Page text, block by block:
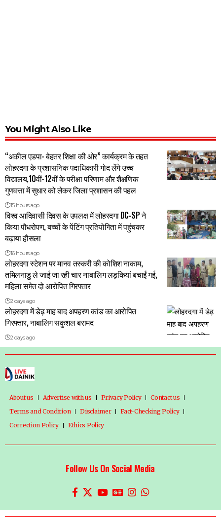
You Might Also Like
“अकील एडपा- बेहतर शिक्षा की ओर” कार्यक्रम के तहत
लोहरदगा के प्रशासनिक पदाधिकारी गोद लेंगे उच्च
विद्यालय,10वीं-12वीं के परीक्षा परिणाम और शैक्षणिक
गुणवत्ता में सुधार को लेकर जिला प्रशासन की पहल
15 hours ago
विश्व आदिवासी दिवस के उपलक्ष में लोहरदगा DC-SP ने
किया पौधरोपण, बच्चों के पेंटिंग प्रतियोगिता में पहुंचकर
बढ़ाया हौसला
16 hours ago
लोहरदगा स्टेशन पर मानव तस्करी की कोशिश नाकाम,
तमिलनाडु ले जाई जा रही चार नाबालिग लड़कियां बचाईं गई,
महिला समेत दो आरोपित गिरफ्तार
2 days ago
लोहरदगा में डेढ़ माह बाद अपहरण कांड का आरोपित
गिरफ्तार, नाबालिग सकुशल बरामद
2 days ago
About us Advertise with us Privacy Policy
Contact us
Terms and Condition
Disclaimer
Fact-Checking Policy
Correction Policy
Ethics Policy
Follow Us On Social Media